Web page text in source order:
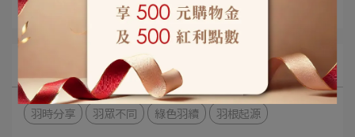
羽時分享 羽眾不同 綠色羽續 羽根起源